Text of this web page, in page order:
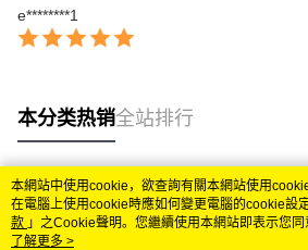
e********1
本分类热销全站排行
热门标签
本網站中使用cookie，欲查詢有關本網站使用
在電腦上使用cookie時應如何變更電腦的cookie設
款 」之Cookie聲明。您繼續使用本網站即表示您
之Cookie聲明使用cookie。
了解更多 >